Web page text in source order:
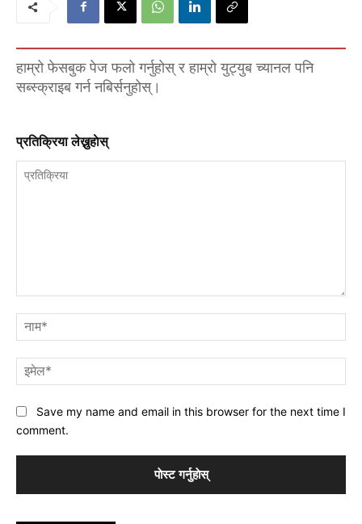
हाम्रो फेसबुक पेज फलो गर्नुहोस् र हाम्रो युट्युब च्यानल पनि
सब्स्क्राइब गर्न नबिर्सनुहोस्।
प्रतिक्रिया लेख्नुहाेस्
Save my name and email in this browser for the next time I
comment.